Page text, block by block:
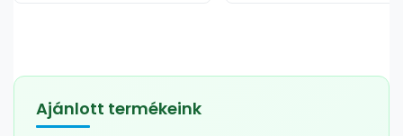
Ajánlott termékeink